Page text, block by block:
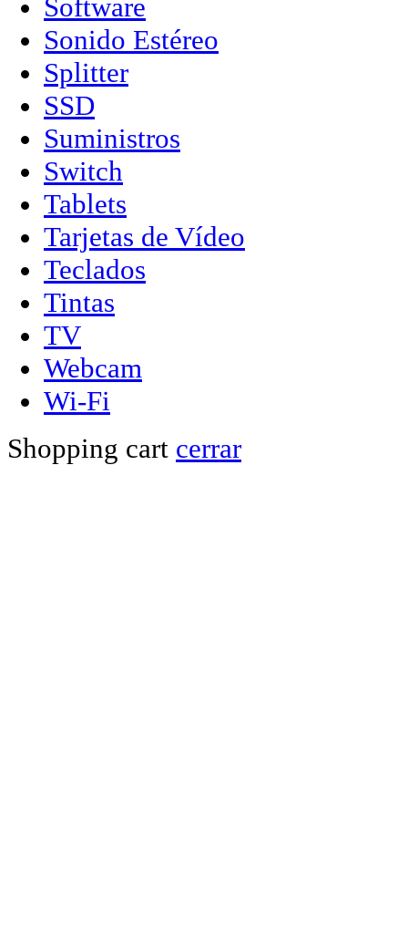
Software
Sonido Estéreo
Splitter
SSD
Suministros
Switch
Tablets
Tarjetas de Vídeo
Teclados
Tintas
TV
Webcam
Wi-Fi
Shopping cart cerrar